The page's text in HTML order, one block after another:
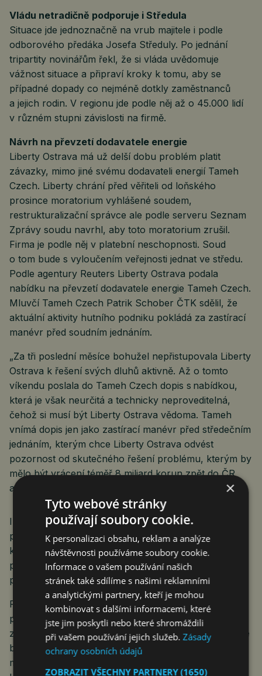
Vládu netradičně podporuje i Středula
Situace jde jednoznačně na vrub majitele i podle
odborového předáka Josefa Středuly. Po jednání
tripartity novinářům řekl, že si vláda uvědomuje
vážnost situace a připraví kroky k tomu, aby se
případné dopady co nejméně dotkly zaměstnanců
a jejich rodin. V regionu jde podle něj až o 45.000 lidí
v různém stupni závislosti na firmě.
Návrh na převzetí dodavatele energie
Liberty Ostrava má už delší dobu problém platit
závazky, mimo jiné svému dodavateli energií Tameh
Czech. Liberty chrání před věřiteli od loňského
prosince moratorium vyhlášené soudem,
restrukturalizační správce ale podle serveru Seznam
Zprávy soudu navrhl, aby toto moratorium zrušil.
Firma je podle něj v platební neschopnosti. Soud
o tom bude s vyloučením veřejnosti jednat ve středu.
Podle agentury Reuters Liberty Ostrava podala
nabídku na převzetí dodavatele energie Tameh Czech.
Mluvčí Tameh Czech Patrik Schober ČTK sdělil, že
aktuální aktivity hutního podniku pokládá za zastírací
manévr před soudním jednáním.
„Za tři poslední měsíce bohužel nepřistupovala Liberty
Ostrava k řešení svých dluhů aktivně. Až o tomto
víkendu poslala do Tameh Czech dopis s nabídkou,
která je však neurčitá a technicky neproveditelná,
čehož si musí být Liberty Ostrava vědoma. Tameh
vnímá dopis jen jako zastírací manévr před středečním
jednáním, kterým chce Liberty Ostrava odvést
pozornost od skutečného řešení problému, kterým by
mělo být vrácení téměř 8 miliard korun zpět do ČR
a zaplacení starých dluhů,“ uvedl Schober.
I s dceřinými firmami má Liberty zhruba 6000
pracovníků. Odboráři uvádějí, že aktuálně pracuje
kolem 1600 zaměstnanců. Podnik vyrábí ocel hlavně
pro stavebnictví, strojírenství a petrochemický
průmysl.
Prezident Svazu průmyslu a dopravy Jan Rafaj
poznamenal, že očekává jasné informace pro
zaměstnance o tom, jak mají postupovat v případě, že
by se právní situace Liberty změnila. Finanční úřady
mohou být podle něj citlivé vůči dalším věřitelům
×
Tyto webové stránky
používají soubory cookie.
K personalizaci obsahu, reklam a analýze
návštěvnosti používáme soubory cookie.
Informace o vašem používání našich
stránek také sdílíme s našimi reklamními
a analytickými partnery, kteří je mohou
kombinovat s dalšími informacemi, které
jste jim poskytli nebo které shromáždili
při vašem používání jejich služeb.Zásady
ochrany osobních údajů
ZOBRAZIT VŠECHNY PARTNERY(1650)